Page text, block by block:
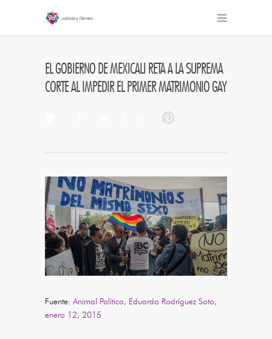
EL GOBIERNO DE MEXICALI RETA A LA SUPREMA
CORTE AL IMPEDIR EL PRIMER MATRIMONIO GAY
Fuente: Animal Político, Eduardo Rodríguez Soto,
enero 12, 2015